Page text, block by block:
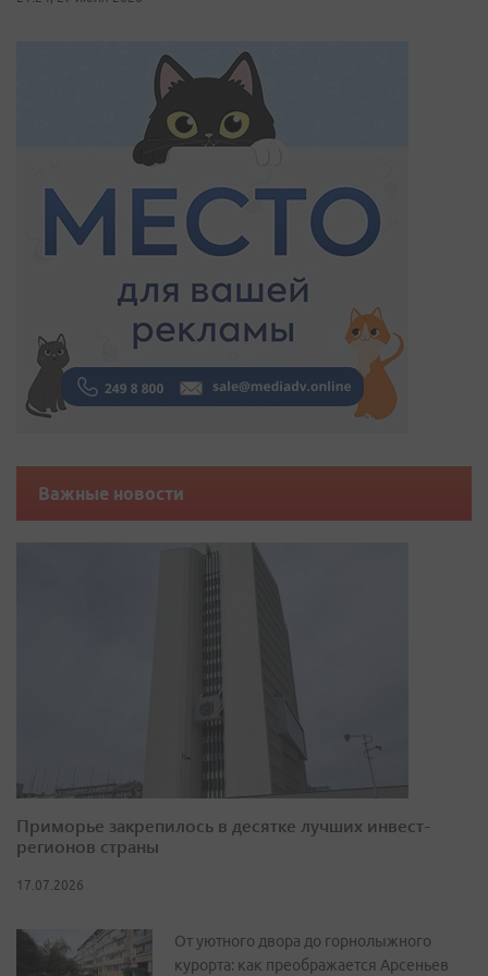
Важные новости
Приморье закрепилось в десятке лучших инвест-
регионов страны
17.07.2026
От уютного двора до горнолыжного
курорта: как преображается Арсеньев